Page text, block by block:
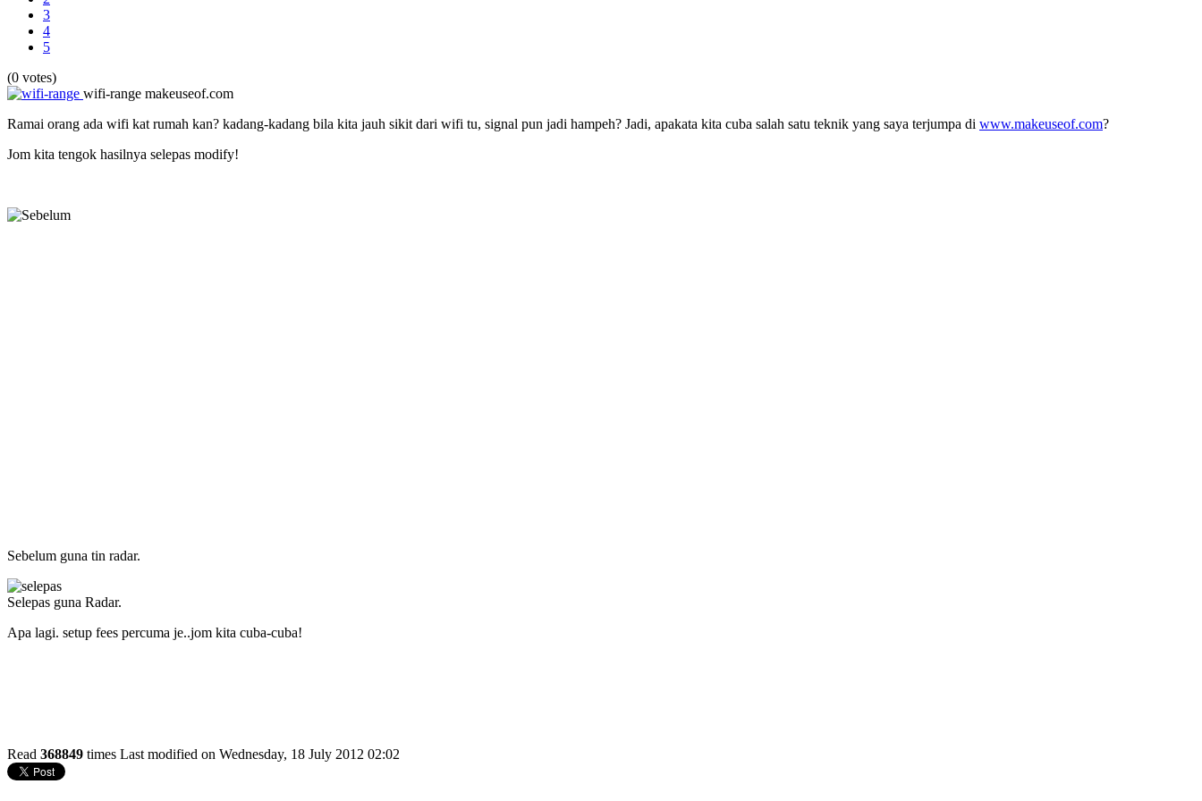
3
4
5
(0 votes)
wifi-range makeuseof.com
Ramai orang ada wifi kat rumah kan? kadang-kadang bila kita jauh sikit dari wifi tu, signal pun jadi hampeh? Jadi, apakata kita cuba salah satu teknik yang saya terjumpa di www.makeuseof.com?
Jom kita tengok hasilnya selepas modify!
Sebelum guna tin radar.
Selepas guna Radar.
Apa lagi. setup fees percuma je..jom kita cuba-cuba!
Read 368849 times Last modified on Wednesday, 18 July 2012 02:02